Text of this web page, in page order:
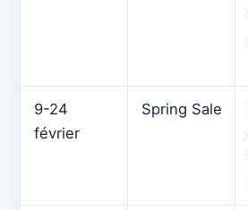
9-24
février
Spring Sale